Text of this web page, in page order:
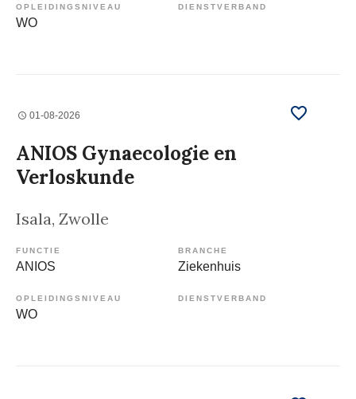
OPLEIDINGSNIVEAU
WO
DIENSTVERBAND
01-08-2026
ANIOS Gynaecologie en
Verloskunde
Isala, Zwolle
FUNCTIE
ANIOS
BRANCHE
Ziekenhuis
OPLEIDINGSNIVEAU
WO
DIENSTVERBAND